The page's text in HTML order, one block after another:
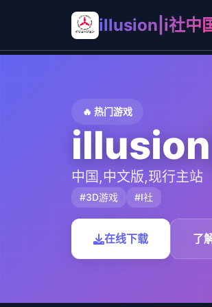
illusion|i社中
🔥 热门游戏
中国,中文版,现行主站
#3D游戏 #I社
在线下载 了